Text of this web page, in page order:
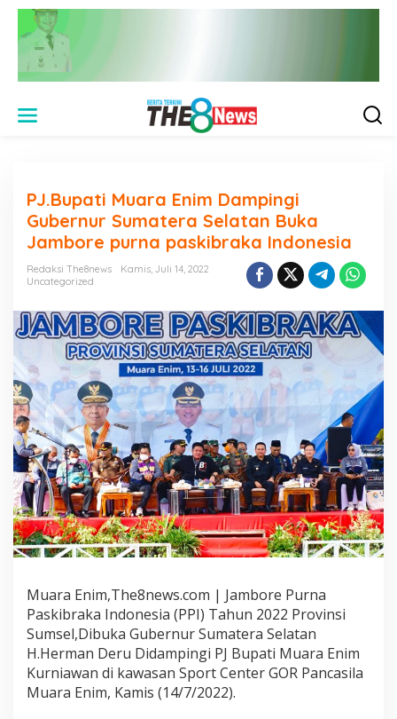
PJ.Bupati Muara Enim Dampingi
Gubernur Sumatera Selatan Buka
Jambore purna paskibraka Indonesia
Redaksi The8news
Kamis, Juli 14, 2022
Uncategorized
Muara Enim,The8news.com | Jambore Purna
Paskibraka Indonesia (PPI) Tahun 2022 Provinsi
Sumsel,Dibuka Gubernur Sumatera Selatan
H.Herman Deru Didampingi PJ Bupati Muara Enim
Kurniawan di kawasan Sport Center GOR Pancasila
Muara Enim, Kamis (14/7/2022).